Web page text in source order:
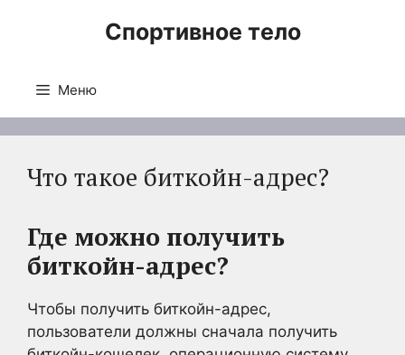
Спортивное тело
Меню
Что такое биткойн-адрес?
Где можно получить
биткойн-адрес?
Чтобы получить биткойн-адрес,
пользователи должны сначала получить